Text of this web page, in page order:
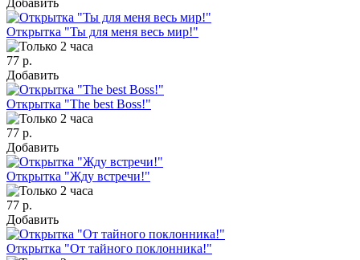
Добавить
Открытка "Ты для меня весь мир!"
77 р.
Добавить
Открытка "The best Boss!"
77 р.
Добавить
Открытка "Жду встречи!"
77 р.
Добавить
Открытка "От тайного поклонника!"